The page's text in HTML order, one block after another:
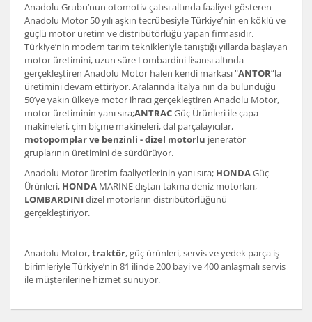
Anadolu Grubu’nun otomotiv çatısı altında faaliyet gösteren
Anadolu Motor 50 yılı aşkın tecrübesiyle Türkiye’nin en köklü ve
güçlü motor üretim ve distribütörlüğü yapan firmasıdır.
Türkiye’nin modern tarım teknikleriyle tanıştığı yıllarda başlayan
motor üretimini, uzun süre Lombardini lisansı altında
gerçekleştiren Anadolu Motor halen kendi markası "ANTOR”la
üretimini devam ettiriyor. Aralarında İtalya'nın da bulunduğu
50’ye yakın ülkeye motor ihracı gerçekleştiren Anadolu Motor,
motor üretiminin yanı sıra;ANTRACGüç Ürünleri ile çapa
makineleri, çim biçme makineleri, dal parçalayıcılar,
motopomplar ve benzinli - dizel motorlu jeneratör
gruplarının üretimini de sürdürüyor.
Anadolu Motor üretim faaliyetlerinin yanı sıra; HONDAGüç
Ürünleri, HONDA MARINE dıştan takma deniz motorları,
LOMBARDINIdizel motorların distribütörlüğünü
gerçekleştiriyor.
Anadolu Motor,traktör, güç ürünleri, servis ve yedek parça iş
birimleriyle Türkiye’nin 81 ilinde 200 bayi ve 400 anlaşmalı servis
ile müşterilerine hizmet sunuyor.